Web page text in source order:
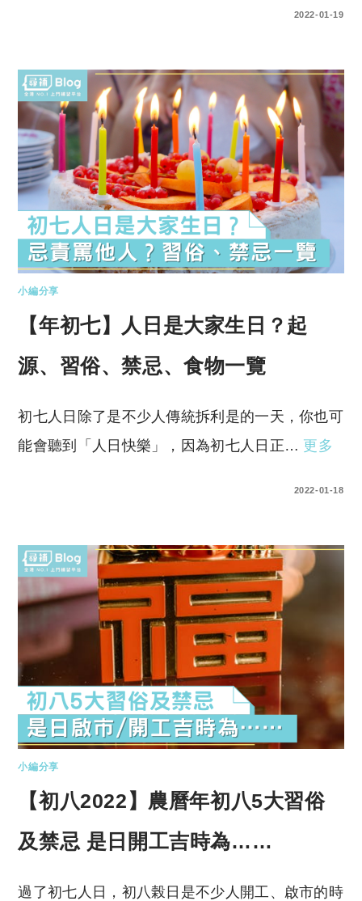
2022-01-19
小編分享
【年初七】人日是大家生日？起
源、習俗、禁忌、食物一覽
初七人日除了是不少人傳統拆利是的一天，你也可
能會聽到「人日快樂」，因為初七人日正… 更多
2022-01-18
小編分享
【初八2022】農曆年初八5大習俗
及禁忌 是日開工吉時為……
過了初七人日，初八榖日是不少人開工、啟市的時